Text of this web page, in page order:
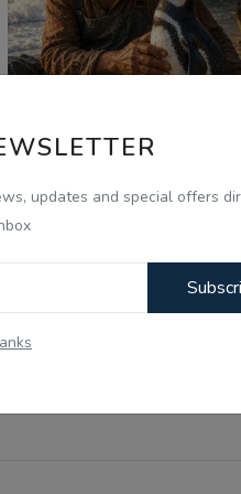
updates and special offers
Aug 7, 2026
Punjabi Audio